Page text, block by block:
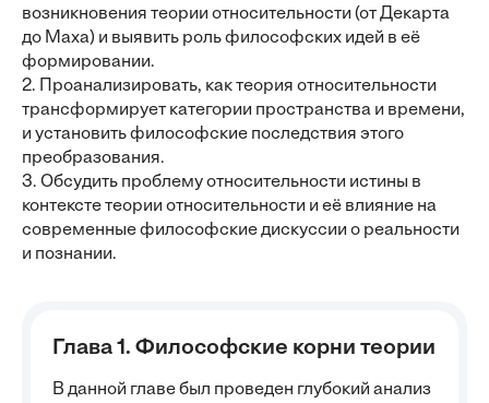
возникновения теории относительности (от Декарта
до Маха) и выявить роль философских идей в её
формировании.
2. Проанализировать, как теория относительности
трансформирует категории пространства и времени,
и установить философские последствия этого
преобразования.
3. Обсудить проблему относительности истины в
контексте теории относительности и её влияние на
современные философские дискуссии о реальности
и познании.
Глава 1. Философские корни теории
В данной главе был проведен глубокий анализ